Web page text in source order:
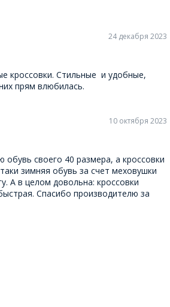
24 декабря 2023
кроссовки. Стильные и удобные,
прям влюбилась.
10 октября 2023
обувь своего 40 размера, а кроссовки
зимняя обувь за счет меховушки
А в целом довольна: кроссовки
Спасибо производителю за